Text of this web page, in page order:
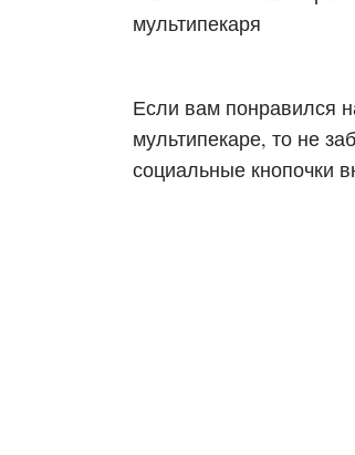
Если вам понравился
мультипекаре, то не
социальные кнопочки